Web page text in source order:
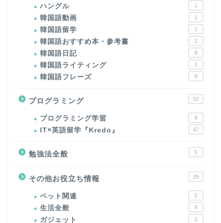
ハングル 1
韓国語動画 1
韓国語留学 1
韓国語おすすめ本・参考書 2
韓国語日記 8
韓国語ライティング 1
韓国語フレーズ 9
プログラミング 52
プログラミング学習 8
IT×英語留学『Kredo』 47
勉強法全般 5
その他お役立ち情報 29
ペット関連 5
生活全般 9
ガジェット 2